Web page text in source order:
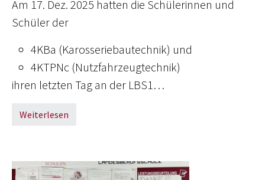
Am 17. Dez. 2025 hatten die Schülerinnen und
Schüler der
4KBa (Karosseriebautechnik) und
4KTPNc (Nutzfahrzeugtechnik)
ihren letzten Tag an der LBS1…
Weiterlesen